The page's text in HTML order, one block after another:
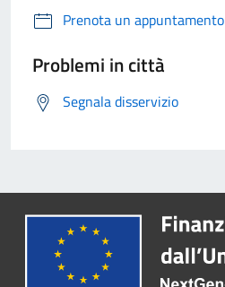
Prenota un appuntamento
Problemi in città
Segnala disservizio